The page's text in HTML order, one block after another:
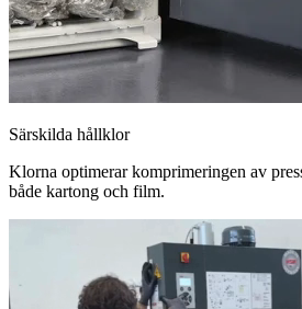
Särskilda hållklor
Klorna optimerar komprimeringen av
både kartong och film.